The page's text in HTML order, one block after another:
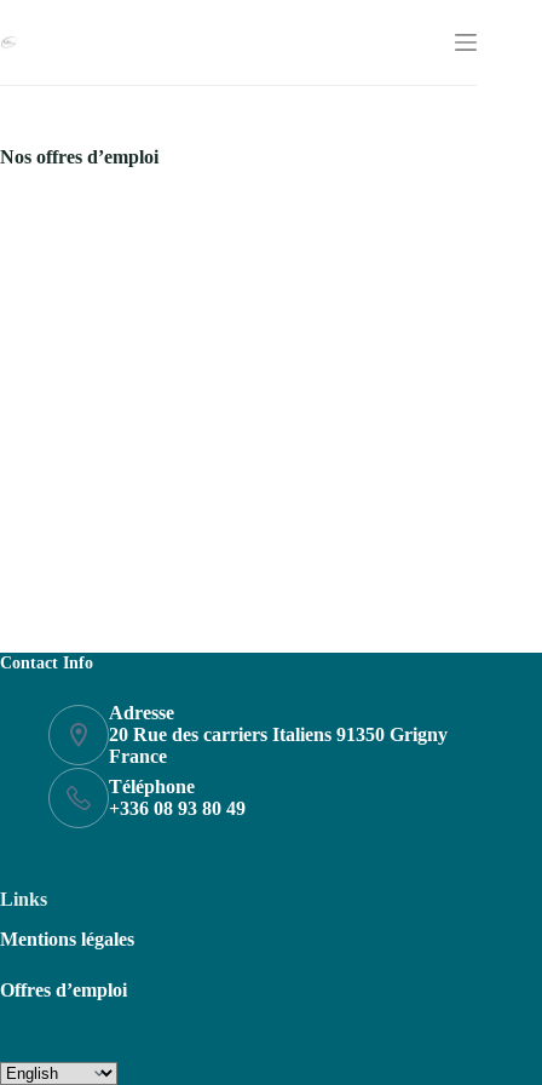
content
Nos offres d’emploi
Contact Info
Adresse
20 Rue des carriers Italiens 91350 Grigny
France
Téléphone
+336 08 93 80 49
Links
Mentions légales
Offres d’emploi
Choose